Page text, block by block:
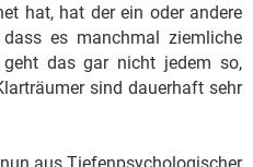
hat, hat der ein oder andere
es manchmal ziemliche
das gar nicht jedem so,
sind dauerhaft sehr